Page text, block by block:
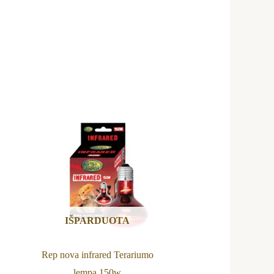
IŠPARDUOTA
Rep nova infrared Terariumo